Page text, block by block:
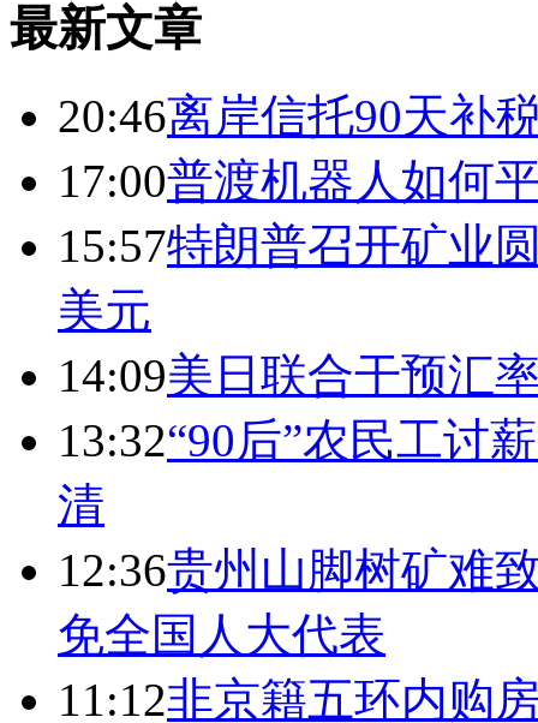
最新文章
20:46离岸信托90天补
17:00普渡机器人如何
15:57特朗普召开矿业
美元
14:09美日联合干预汇
13:32“90后”农民工讨
清
12:36贵州山脚树矿难
免全国人大代表
11:12非京籍五环内购